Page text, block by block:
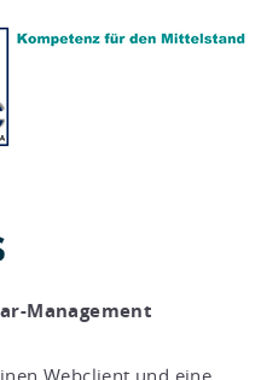
Ma­nage­ment
Web­cli­ent und eine